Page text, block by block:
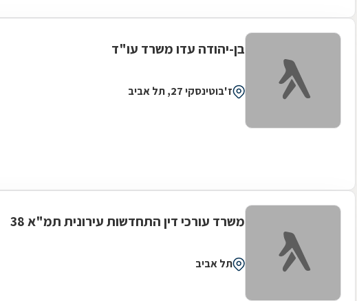
בן-יהודה עדו משרד עו"ד
ז'בוטינסקי 27, תל אביב
משרד עורכי דין התחדשות עירונית תמ"א 38
תל אביב